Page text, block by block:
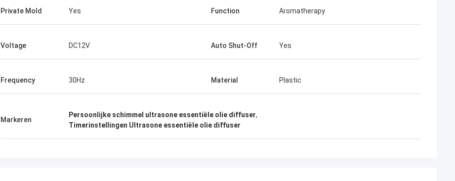
Private Mold Yes Function Aromatherapy
Voltage DC12V Auto Shut-Off Yes
Frequency 30Hz Material Plastic
Markeren
Persoonlijke schimmel ultrasone essentiële olie diffuser,
Timerinstellingen Ultrasone essentiële olie diffuser